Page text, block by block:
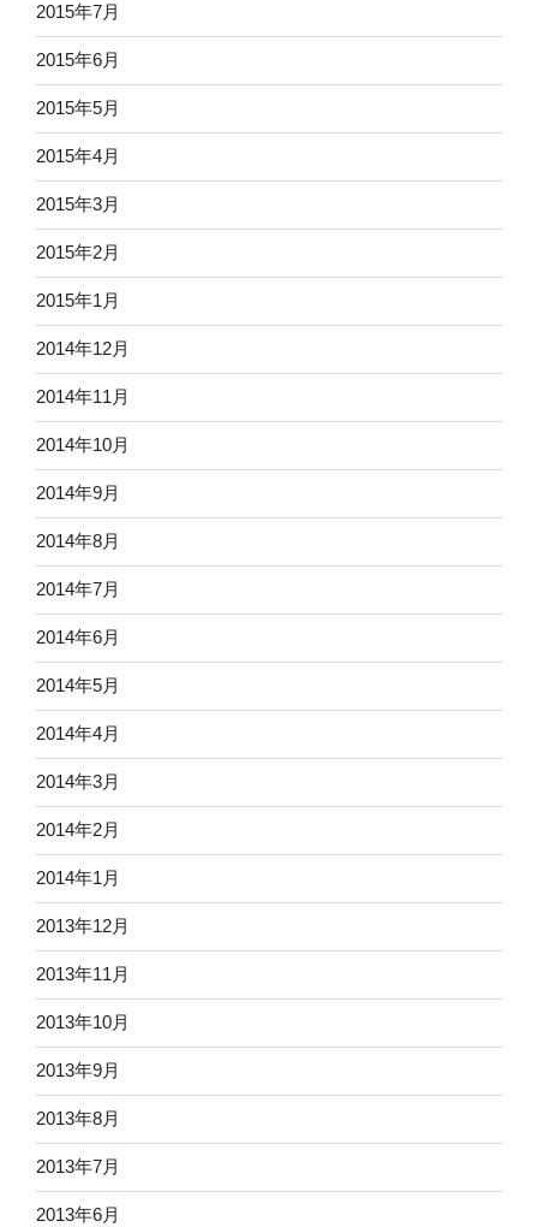
2015年7月
2015年6月
2015年5月
2015年4月
2015年3月
2015年2月
2015年1月
2014年12月
2014年11月
2014年10月
2014年9月
2014年8月
2014年7月
2014年6月
2014年5月
2014年4月
2014年3月
2014年2月
2014年1月
2013年12月
2013年11月
2013年10月
2013年9月
2013年8月
2013年7月
2013年6月